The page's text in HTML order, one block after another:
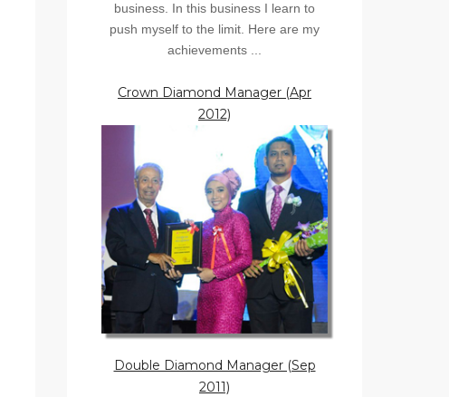
business. In this business I learn to
push myself to the limit. Here are my
achievements ...
Crown Diamond Manager (Apr
2012)
Double Diamond Manager (Sep
2011)